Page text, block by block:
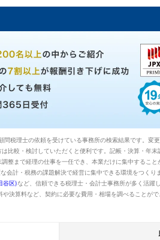
問税理士の依頼を受けている事務所の検索結果です。変
比較・検討していただくと便利です。記帳・決算・年
整まで経理の仕事を一任でき、本業だけに集中するこ
会計・税務の課題解決で経営に集中できる環境をつくり
谷区)など、信頼できる税理士・会計士事務所が多く活躍
決算料など、契約に必要な費用・相場を調べることが